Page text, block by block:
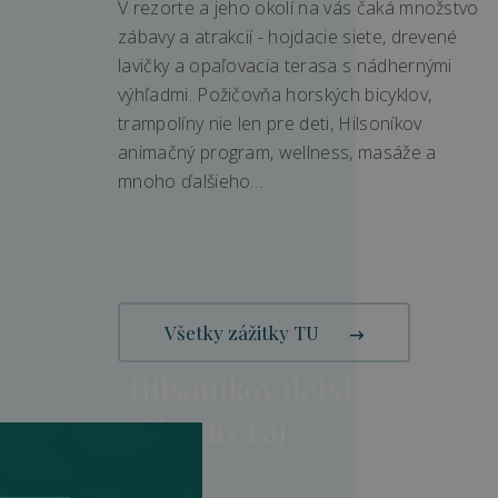
V rezorte a jeho okolí na vás čaká množstvo
zábavy a atrakcií - hojdacie siete, drevené
lavičky a opaľovacia terasa s nádhernými
výhľadmi. Požičovňa horských bicyklov,
trampolíny nie len pre deti, Hilsoníkov
animačný program, wellness, masáže a
mnoho ďalšieho…
Všetky zážitky TU
zábavný raj